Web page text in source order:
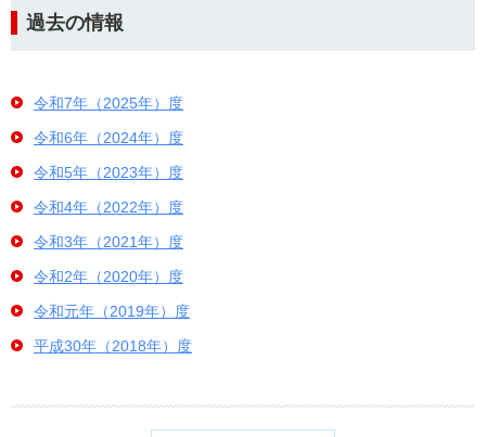
過去の情報
令和7年（2025年）度
令和6年（2024年）度
令和5年（2023年）度
令和4年（2022年）度
令和3年（2021年）度
令和2年（2020年）度
令和元年（2019年）度
平成30年（2018年）度